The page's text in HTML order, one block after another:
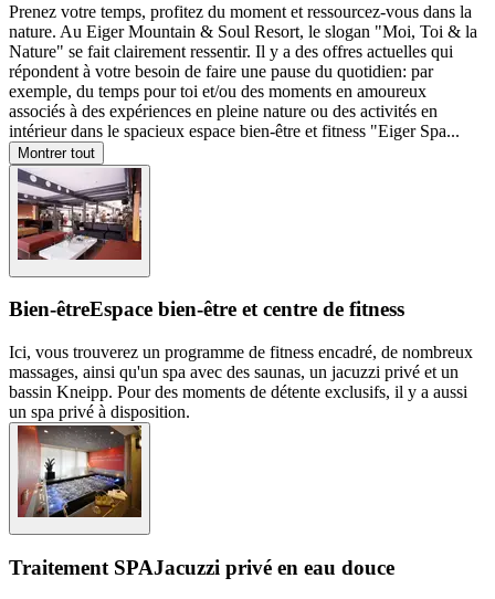
Prenez votre temps, profitez du moment et ressourcez-vous dans la
nature. Au Eiger Mountain & Soul Resort, le slogan "Moi, Toi & la
Nature" se fait clairement ressentir. Il y a des offres actuelles qui
répondent à votre besoin de faire une pause du quotidien: par
exemple, du temps pour toi et/ou des moments en amoureux
associés à des expériences en pleine nature ou des activités en
intérieur dans le spacieux espace bien-être et fitness "Eiger Spa...
Montrer tout
Bien-êtreEspace bien-être et centre de fitness
Ici, vous trouverez un programme de fitness encadré, de nombreux
massages, ainsi qu'un spa avec des saunas, un jacuzzi privé et un
bassin Kneipp. Pour des moments de détente exclusifs, il y a aussi
un spa privé à disposition.
Traitement SPAJacuzzi privé en eau douce